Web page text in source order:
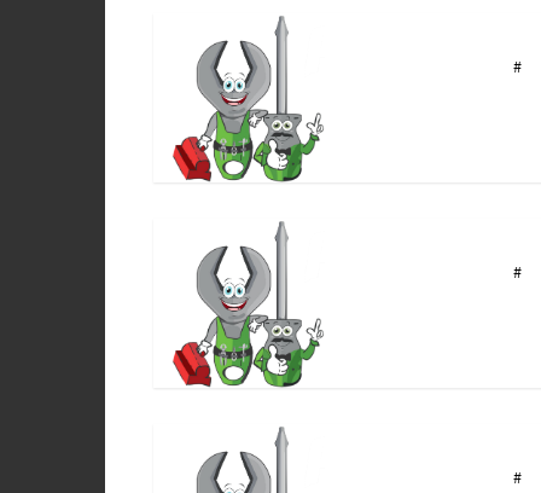
#
#
#